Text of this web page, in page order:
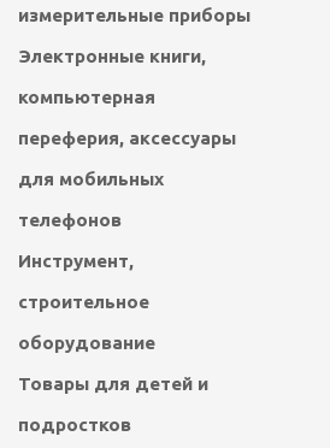
вентиляторы
турки
электрические
печи
плиты,
измерительные приборы
Электронные книги,
компьютерная
переферия, аксессуары
для мобильных
телефонов
Инструмент,
строительное
оборудование
Товары для детей и
подростков